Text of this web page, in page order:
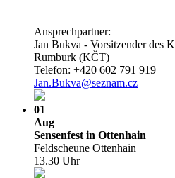
Ansprechpartner:
Jan Bukva - Vorsitzender des
Rumburk (KČT)
Telefon: +420 602 791 919
Jan.Bukva@seznam.cz
01
Aug
Sensenfest in Ottenhain
Feldscheune Ottenhain
13.30 Uhr